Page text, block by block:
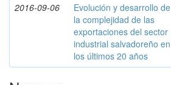
2016-09-06
Evolución y desarrollo de
la complejidad de las
exportaciones del sector
industrial salvadoreño en
los últimos 20 años